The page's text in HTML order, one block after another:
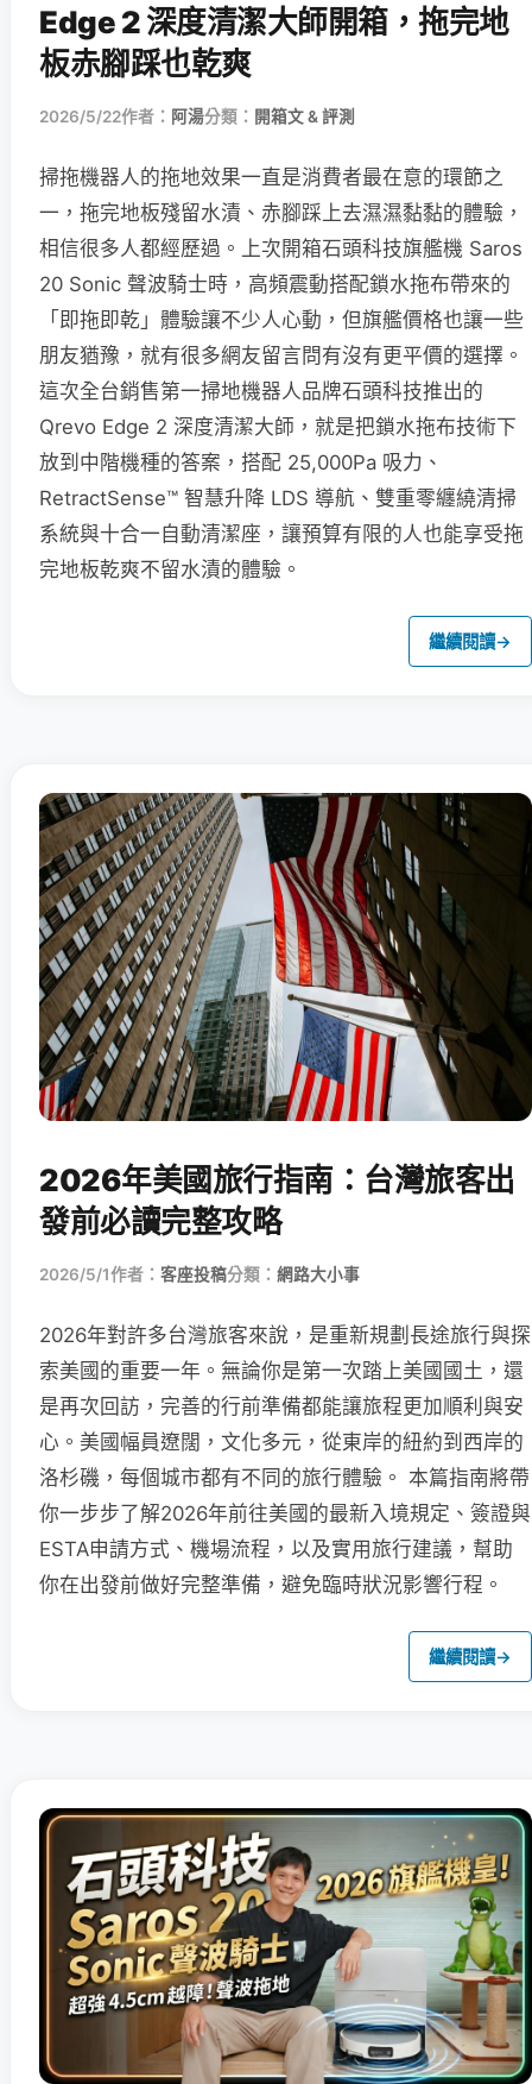
Edge 2 深度清潔大師開箱，拖完地
板赤腳踩也乾爽
2026/5/22作者： 阿湯分類： 開箱文 & 評測
掃拖機器人的拖地效果一直是消費者最在意的環節之
一，拖完地板殘留水漬、赤腳踩上去濕濕黏黏的體驗，
相信很多人都經歷過。上次開箱石頭科技旗艦機 Saros
20 Sonic 聲波騎士時，高頻震動搭配鎖水拖布帶來的
「即拖即乾」體驗讓不少人心動，但旗艦價格也讓一些
朋友猶豫，就有很多網友留言問有沒有更平價的選擇。
這次全台銷售第一掃地機器人品牌石頭科技推出的
Qrevo Edge 2 深度清潔大師，就是把鎖水拖布技術下
放到中階機種的答案，搭配 25,000Pa 吸力、
RetractSense™ 智慧升降 LDS 導航、雙重零纏繞清掃
系統與十合一自動清潔座，讓預算有限的人也能享受拖
完地板乾爽不留水漬的體驗。
繼續閱讀→
2026年美國旅行指南：台灣旅客出
發前必讀完整攻略
2026/5/1作者： 客座投稿分類： 網路大小事
2026年對許多台灣旅客來說，是重新規劃長途旅行與探
索美國的重要一年。無論你是第一次踏上美國國土，還
是再次回訪，完善的行前準備都能讓旅程更加順利與安
心。美國幅員遼闊，文化多元，從東岸的紐約到西岸的
洛杉磯，每個城市都有不同的旅行體驗。 本篇指南將帶
你一步步了解2026年前往美國的最新入境規定、簽證與
ESTA申請方式、機場流程，以及實用旅行建議，幫助
你在出發前做好完整準備，避免臨時狀況影響行程。
繼續閱讀→